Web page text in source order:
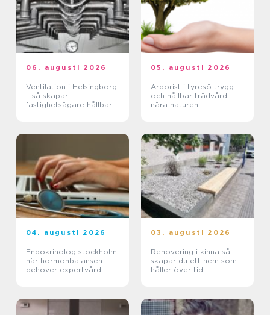
06. augusti 2026
Ventilation i Helsingborg
– så skapar
fastighetsägare hållbara
05. augusti 2026
Arborist i tyresö trygg
och hållbar trädvård
nära naturen
04. augusti 2026
Endokrinolog stockholm
när hormonbalansen
behöver expertvård
03. augusti 2026
Renovering i kinna så
skapar du ett hem som
håller över tid